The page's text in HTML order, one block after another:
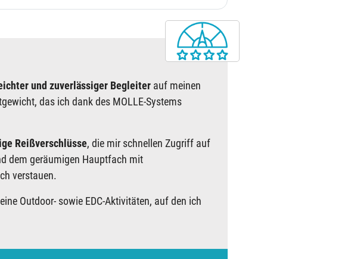
und zuverlässiger Begleiter auf meinen
das ich dank des MOLLE-Systems
Reißverschlüsse, die mir schnellen Zugriff auf
dem geräumigen Hauptfach mit
verstauen.
Outdoor- sowie EDC-Aktivitäten, auf den ich